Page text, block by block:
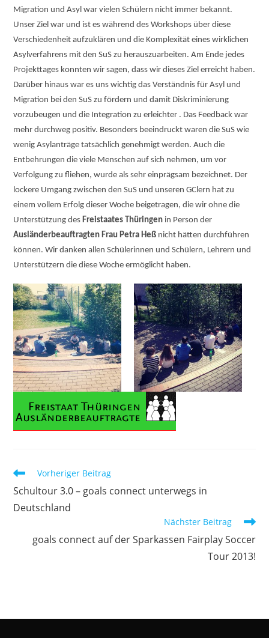
Migration und Asyl war vielen Schülern nicht immer bekannt.
Unser Ziel war und ist es während des Workshops über diese
Verschiedenheit aufzuklären und die Komplexität eines wirklichen
Asylverfahrens mit den SuS zu herauszuarbeiten. Am Ende jedes
Projekttages konnten wir sagen, dass wir dieses Ziel erreicht haben.
Darüber hinaus war es uns wichtig das Verständnis für Asyl und
Migration bei den SuS zu fördern und damit Diskriminierung
vorzubeugen und die Integration zu erleichter . Das Feedback war
mehr durchweg positiv. Besonders beeindruckt waren die SuS wie
wenig Asylanträge tatsächlich genehmigt werden. Auch die
Entbehrungen die viele Menschen auf sich nehmen, um vor
Verfolgung zu fliehen, wurde als sehr einprägsam bezeichnet. Der
lockere Umgang zwischen den SuS und unseren GClern hat zu
einem vollem Erfolg dieser Woche beigetragen, die wir ohne die
Unterstützung desFreistaates Thüringen in Person der
Ausländerbeauftragten Frau Petra Heß nicht hätten durchführen
können. Wir danken allen Schülerinnen und Schülern, Lehrern und
Unterstützern die diese Woche ermöglicht haben.
Weitere
Artikel
ansehen
Vorheriger Beitrag
Schultour 3.0 – goals connect unterwegs in
Deutschland
Nächster Beitrag
goals connect auf der Sparkassen Fairplay Soccer
Tour 2013!